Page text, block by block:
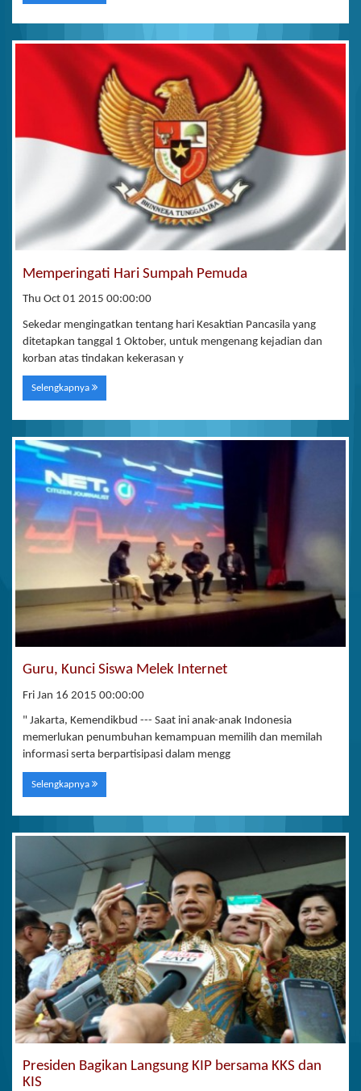
Memperingati Hari Sumpah Pemuda
Thu Oct 01 2015 00:00:00
Sekedar mengingatkan tentang hari Kesaktian Pancasila yang
ditetapkan tanggal 1 Oktober, untuk mengenang kejadian dan
korban atas tindakan kekerasan y
Selengkapnya
Guru, Kunci Siswa Melek Internet
Fri Jan 16 2015 00:00:00
" Jakarta, Kemendikbud --- Saat ini anak-anak Indonesia
memerlukan penumbuhan kemampuan memilih dan memilah
informasi serta berpartisipasi dalam mengg
Selengkapnya
Presiden Bagikan Langsung KIP bersama KKS dan
KIS